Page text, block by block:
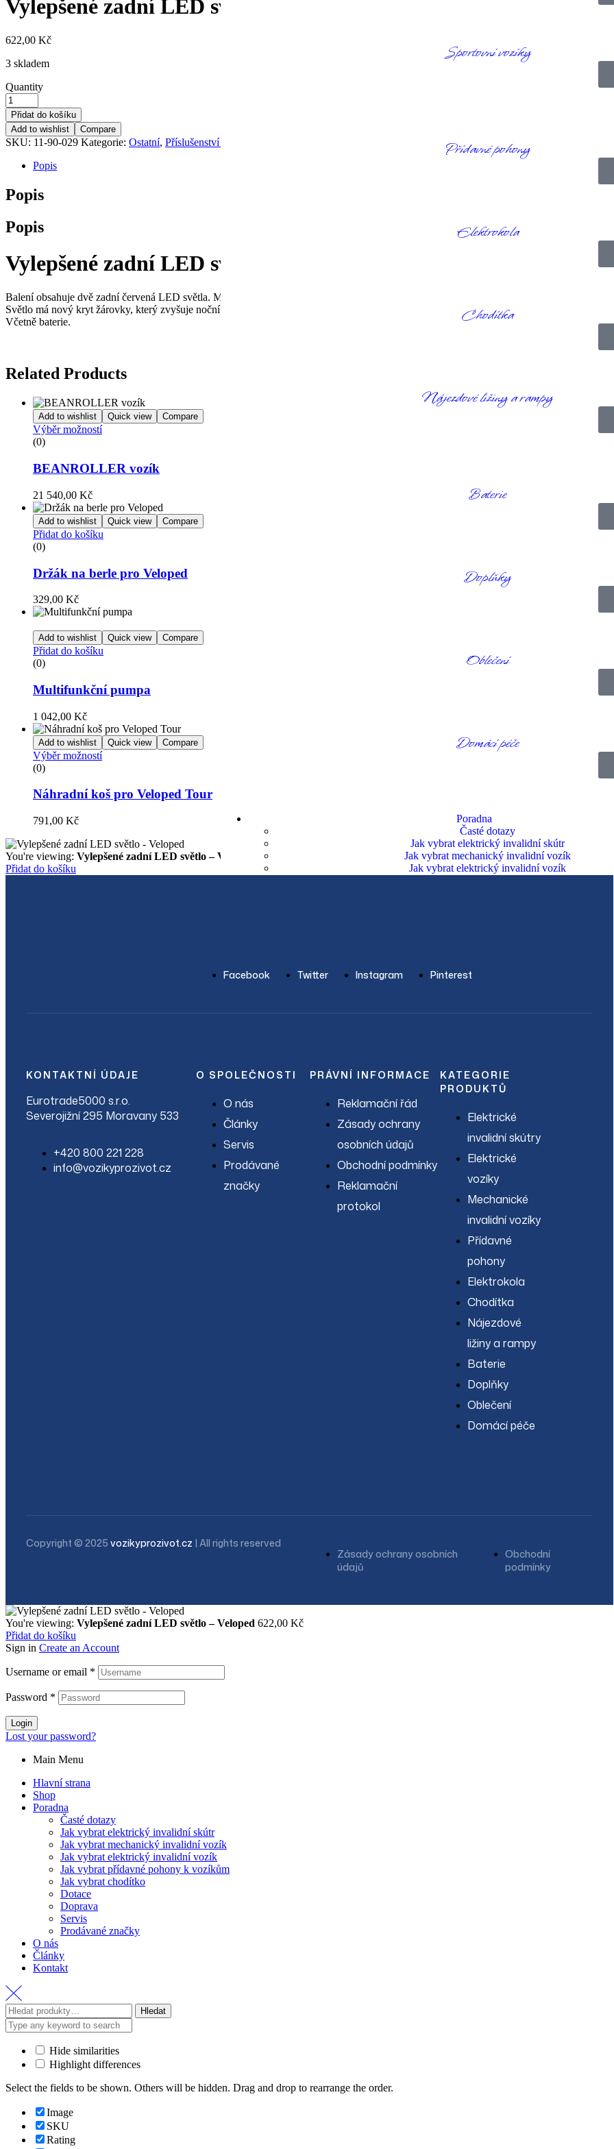
Sportovní vozíky
Přídavné pohony
Elektrokola
Chodítka
Nájezdové ližiny a rampy
Baterie
Doplňky
Oblečení
Domácí péče
Poradna
Časté dotazy
Jak vybrat elektrický invalidní skútr
Jak vybrat mechanický invalidní vozík
Jak vybrat elektrický invalidní vozík
Kontakt
Vylepšené zadní LED světlo – Veloped
622,00 Kč
3 skladem
Quantity
Přidat do košíku
Add to wishlist
Compare
SKU: 11-90-029 Kategorie: Ostatní, Příslušenství a doplňky
Popis
Popis
Popis
Vylepšené zadní LED světlo pro Veloped
Balení obsahuje dvě zadní červená LED světla. Mají dva režimy nastavení, kdy mohou svítit nebo blikat. Pružné popruhy umožňují
Světlo má nový kryt žárovky, který zvyšuje noční viditelnost, čímž zvyšuje vaši bezpečnost.
Včetně baterie.
Related Products
Add to wishlist Quick view Compare
Výběr možností
(0)
BEANROLLER vozík
21 540,00 Kč
Add to wishlist Quick view Compare
Přidat do košíku
(0)
Držák na berle pro Veloped
329,00 Kč
Add to wishlist Quick view Compare
Přidat do košíku
(0)
Multifunkční pumpa
1 042,00 Kč
Add to wishlist Quick view Compare
Výběr možností
(0)
Náhradní koš pro Veloped Tour
791,00 Kč
You're viewing: Vylepšené zadní LED světlo – Veloped 622,00
Přidat do košíku
Facebook Twitter Instagram Pinterest
KONTAKTNÍ ÚDAJE
Eurotrade5000 s.r.o.
Severojižní 295 Moravany 533
+420 800 221 228
info@vozikyprozivot.cz
O SPOLEČNOSTI
O nás
Články
Servis
Prodávané
značky
PRÁVNÍ INFORMACE
Reklamační řád
Zásady ochrany
osobních údajů
Obchodní podmínky
Reklamační
protokol
KATEGORIE
PRODUKTŮ
Elektrické
invalidní skútry
Elektrické
vozíky
Mechanické
invalidní vozíky
Přídavné
pohony
Elektrokola
Chodítka
Nájezdové
ližiny a rampy
Baterie
Doplňky
Oblečení
Domácí péče
Copyright © 2025 vozikyprozivot.cz | All rights reserved
Zásady ochrany osobních
údajů
Obchodní
podmínky
You're viewing: Vylepšené zadní LED světlo – Veloped 622,00 Kč
Přidat do košíku
Sign in Create an Account
Username or email *
Password *
Login
Lost your password?
Main Menu
Hlavní strana
Shop
Poradna
Časté dotazy
Jak vybrat elektrický invalidní skútr
Jak vybrat mechanický invalidní vozík
Jak vybrat elektrický invalidní vozík
Jak vybrat přídavné pohony k vozíkům
Jak vybrat chodítko
Dotace
Doprava
Servis
Prodávané značky
O nás
Články
Kontakt
Hledat
Hide similarities
Highlight differences
Select the fields to be shown. Others will be hidden. Drag and drop to rearrange the order.
Image
SKU
Rating